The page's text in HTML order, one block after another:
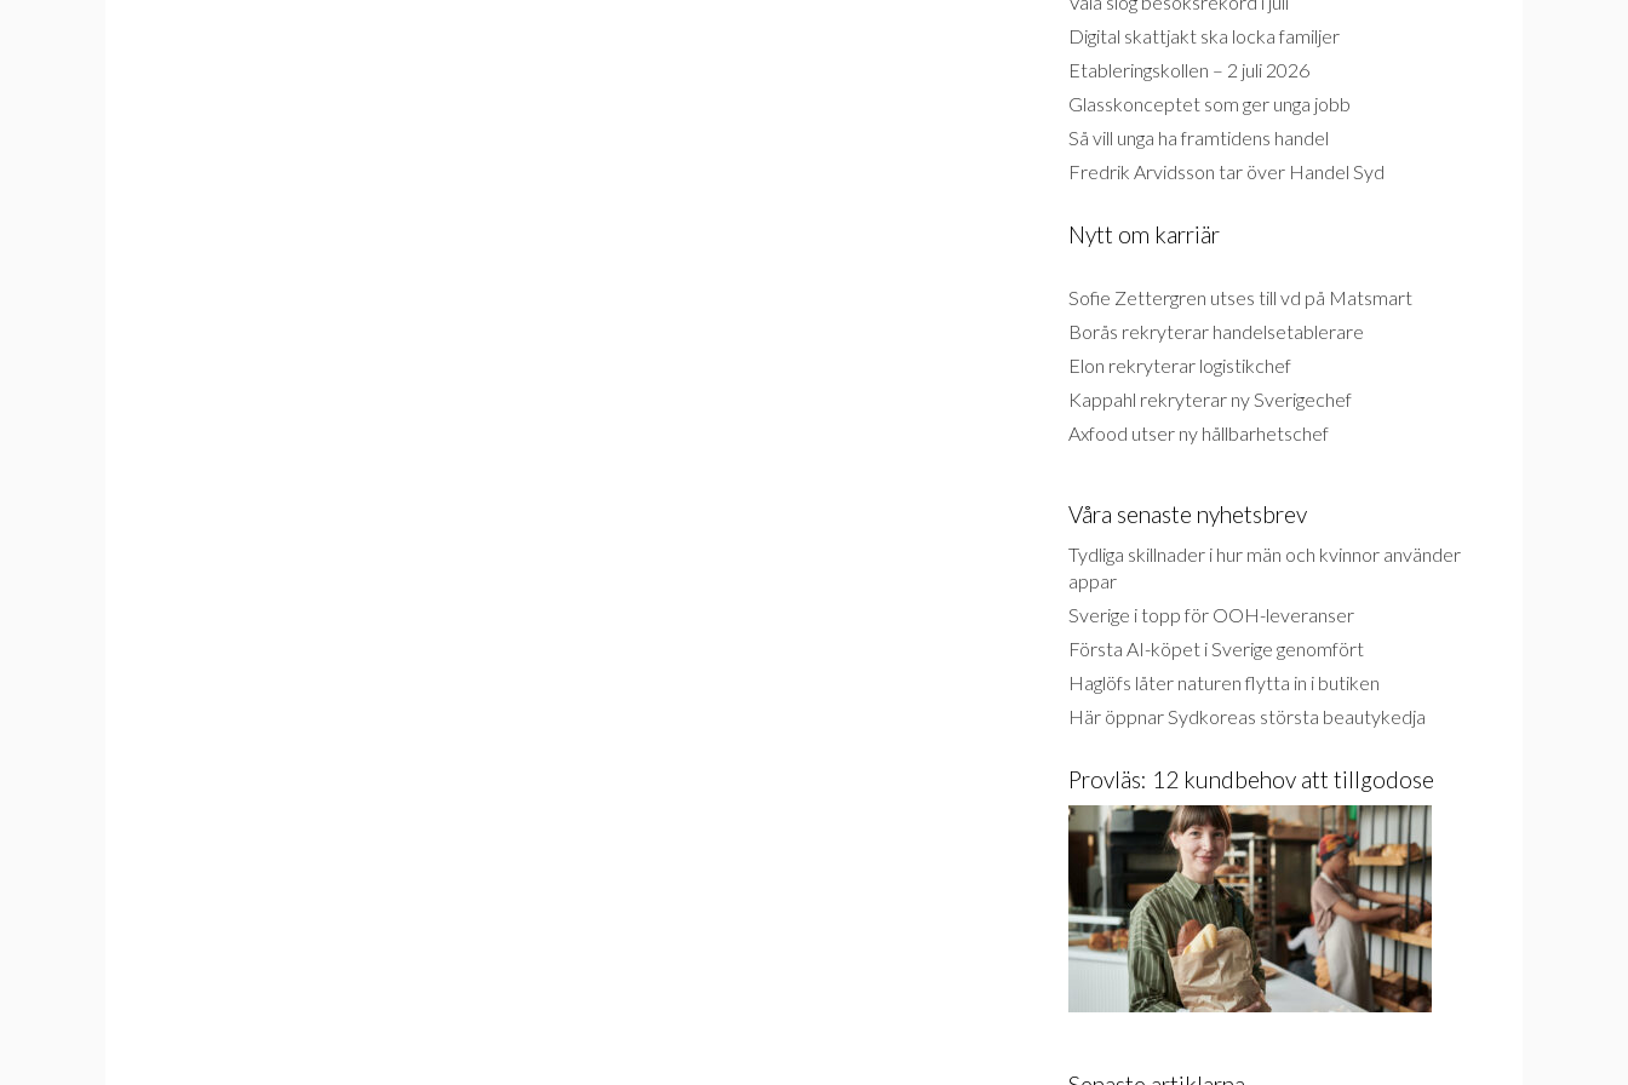
Digital skattjakt ska locka familjer
Etableringskollen – 2 juli 2026
Glasskonceptet som ger unga jobb
Så vill unga ha framtidens handel
Fredrik Arvidsson tar över Handel Syd
Nytt om karriär
Sofie Zettergren utses till vd på Matsmart
Borås rekryterar handelsetablerare
Elon rekryterar logistikchef
Kappahl rekryterar ny Sverigechef
Axfood utser ny hållbarhetschef
Våra senaste nyhetsbrev
Tydliga skillnader i hur män och kvinnor använder
appar
Sverige i topp för OOH-leveranser
Första AI-köpet i Sverige genomfört
Haglöfs låter naturen flytta in i butiken
Här öppnar Sydkoreas största beautykedja
Provläs: 12 kundbehov att tillgodose